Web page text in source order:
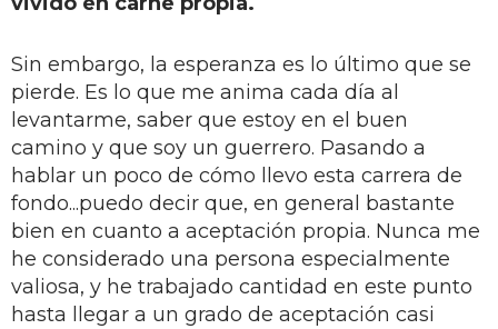
Sin embargo, la esperanza es lo último que se
pierde. Es lo que me anima cada día al
levantarme, saber que estoy en el buen
camino y que soy un guerrero. Pasando a
hablar un poco de cómo llevo esta carrera de
fondo...puedo decir que, en general bastante
bien en cuanto a aceptación propia. Nunca me
he considerado una persona especialmente
valiosa, y he trabajado cantidad en este punto
hasta llegar a un grado de aceptación casi